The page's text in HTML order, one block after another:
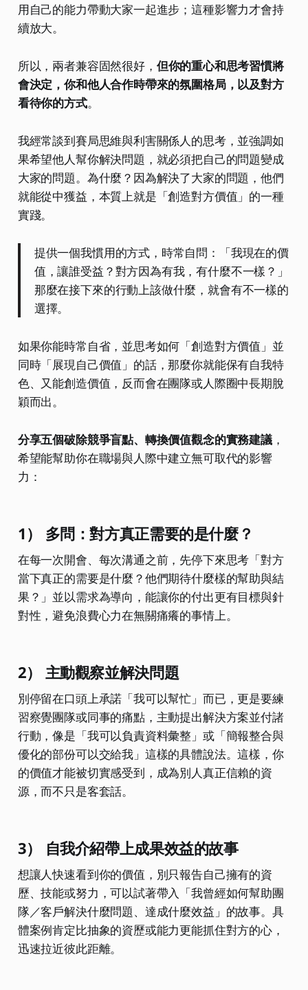
用自己的能力帶動大家一起進步；這種影響力才會持
續放大。
所以，兩者兼容固然很好， 但你的重心和思考習慣將
會決定，你和他人合作時帶來的氛圍格局，以及對方
看待你的方式。
我經常談到賽局思維與利害關係人的思考，並強調如
果希望他人幫你解決問題，就必須把自己的問題變成
大家的問題。為什麼？因為解決了大家的問題，他們
就能從中獲益，本質上就是「創造對方價值」的一種
實踐。
提供一個我慣用的方式，時常自問：「我現在的價
值，讓誰受益？對方因為有我，有什麼不一樣？」
那麼在接下來的行動上該做什麼，就會有不一樣的
選擇。
如果你能時常自省，並思考如何「創造對方價值」並
同時「展現自己價值」的話，那麼你就能保有自我特
色、又能創造價值，反而會在團隊或人際圈中長期脫
穎而出。
分享五個破除競爭盲點、轉換價值觀念的實務建議，
希望能幫助你在職場與人際中建立無可取代的影響
力：
1） 多問：對方真正需要的是什麼？
在每一次開會、每次溝通之前，先停下來思考「對方
當下真正的需要是什麼？他們期待什麼樣的幫助與結
果？」並以需求為導向，能讓你的付出更有目標與針
對性，避免浪費心力在無關痛癢的事情上。
2） 主動觀察並解決問題
別停留在口頭上承諾「我可以幫忙」而已，更是要練
習察覺團隊或同事的痛點，主動提出解決方案並付諸
行動，像是「我可以負責資料彙整」或「簡報整合與
優化的部份可以交給我」這樣的具體說法。這樣，你
的價值才能被切實感受到，成為別人真正信賴的資
源，而不只是客套話。
3） 自我介紹帶上成果效益的故事
想讓人快速看到你的價值，別只報告自己擁有的資
歷、技能或努力，可以試著帶入「我曾經如何幫助團
隊／客戶解決什麼問題、達成什麼效益」的故事。具
體案例肯定比抽象的資歷或能力更能抓住對方的心，
迅速拉近彼此距離。